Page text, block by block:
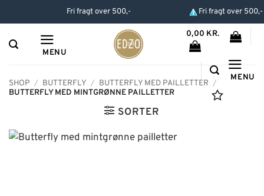
til
indhold
Fri fragt over 500,- Fri fragt over 500,-
MENU
0,00 KR.
MENU
SHOP / BUTTERFLY / BUTTERFLY MED PAILLETTER /
BUTTERFLY MED MINTGRØNNE PAILLETTER
SORTER